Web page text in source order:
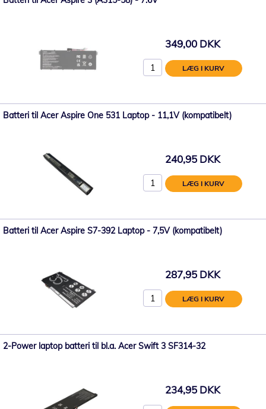
349,00 DKK
LÆG I KURV
Batteri til Acer Aspire One 531 Laptop - 11,1V (kompatibelt)
240,95 DKK
LÆG I KURV
Batteri til Acer Aspire S7-392 Laptop - 7,5V (kompatibelt)
287,95 DKK
LÆG I KURV
2-Power laptop batteri til bl.a. Acer Swift 3 SF314-32
234,95 DKK